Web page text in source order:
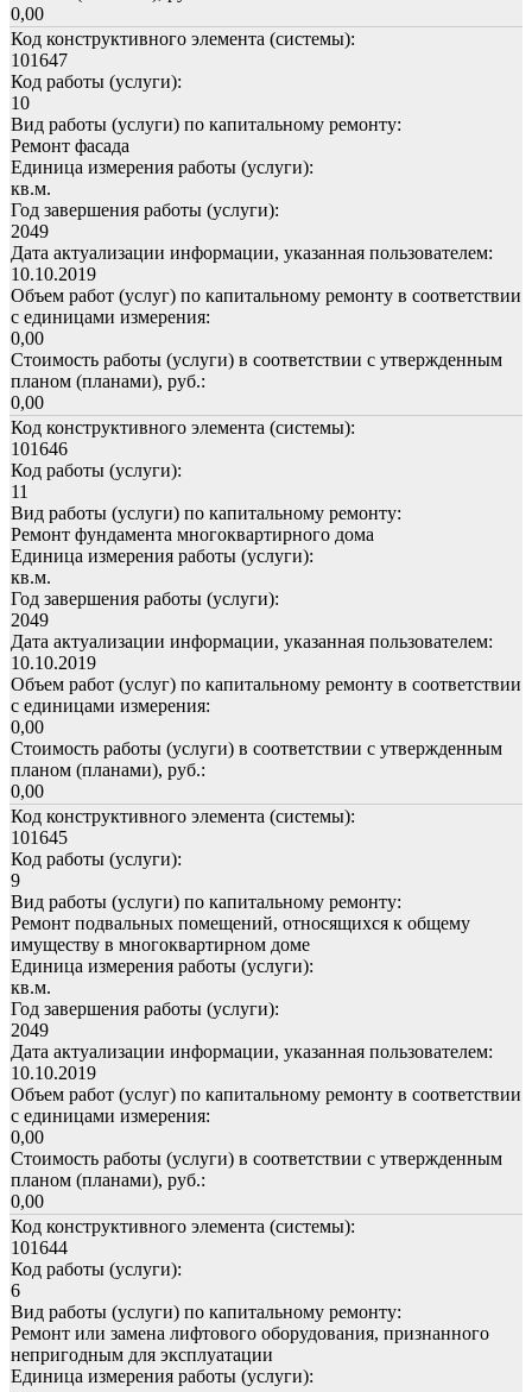
0,00
Код конструктивного элемента (системы):
101647
Код работы (услуги):
10
Вид работы (услуги) по капитальному ремонту:
Ремонт фасада
Единица измерения работы (услуги):
кв.м.
Год завершения работы (услуги):
2049
Дата актуализации информации, указанная пользователем:
10.10.2019
Объем работ (услуг) по капитальному ремонту в соответствии
с единицами измерения:
0,00
Стоимость работы (услуги) в соответствии с утвержденным
планом (планами), руб.:
0,00
Код конструктивного элемента (системы):
101646
Код работы (услуги):
11
Вид работы (услуги) по капитальному ремонту:
Ремонт фундамента многоквартирного дома
Единица измерения работы (услуги):
кв.м.
Год завершения работы (услуги):
2049
Дата актуализации информации, указанная пользователем:
10.10.2019
Объем работ (услуг) по капитальному ремонту в соответствии
с единицами измерения:
0,00
Стоимость работы (услуги) в соответствии с утвержденным
планом (планами), руб.:
0,00
Код конструктивного элемента (системы):
101645
Код работы (услуги):
9
Вид работы (услуги) по капитальному ремонту:
Ремонт подвальных помещений, относящихся к общему
имуществу в многоквартирном доме
Единица измерения работы (услуги):
кв.м.
Год завершения работы (услуги):
2049
Дата актуализации информации, указанная пользователем:
10.10.2019
Объем работ (услуг) по капитальному ремонту в соответствии
с единицами измерения:
0,00
Стоимость работы (услуги) в соответствии с утвержденным
планом (планами), руб.:
0,00
Код конструктивного элемента (системы):
101644
Код работы (услуги):
6
Вид работы (услуги) по капитальному ремонту:
Ремонт или замена лифтового оборудования, признанного
непригодным для эксплуатации
Единица измерения работы (услуги):